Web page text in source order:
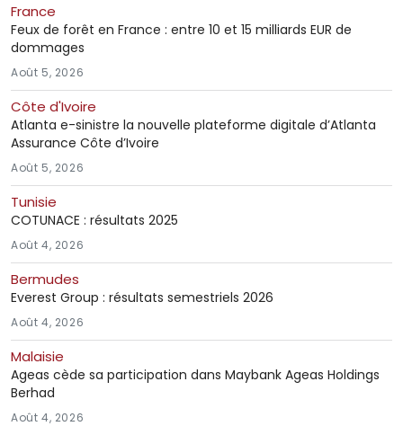
France
Feux de forêt en France : entre 10 et 15 milliards EUR de
dommages
Août 5, 2026
Côte d'Ivoire
Atlanta e-sinistre la nouvelle plateforme digitale d’Atlanta
Assurance Côte d’Ivoire
Août 5, 2026
Tunisie
COTUNACE : résultats 2025
Août 4, 2026
Bermudes
Everest Group : résultats semestriels 2026
Août 4, 2026
Malaisie
Ageas cède sa participation dans Maybank Ageas Holdings
Berhad
Août 4, 2026